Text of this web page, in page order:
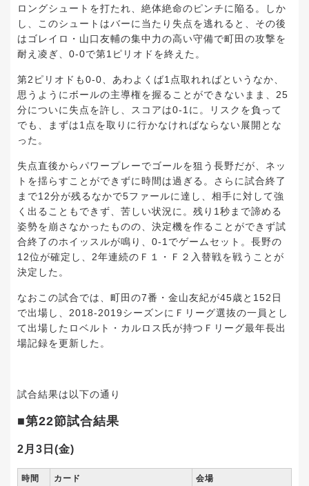
ロングシュートを打たれ、絶体絶命のピンチに陥る。しか
し、このシュートはバーに当たり失点を逃れると、その後
はゴレイロ・山口友輔の集中力の高い守備で町田の攻撃を
耐え凌ぎ、0-0で第1ピリオドを終えた。
第2ピリオドも0-0、あわよくば1点取れればというなか、
思うようにボールの主導権を握ることができないまま、25
分についに失点を許し、スコアは0-1に。リスクを負って
でも、まずは1点を取りに行かなければならない展開とな
った。
失点直後からパワープレーでゴールを狙う長野だが、ネッ
トを揺らすことができずに時間は過ぎる。さらに試合終了
まで12分が残るなかで5ファールに達し、相手に対して強
く出ることもできず、苦しい状況に。残り1秒まで諦める
姿勢を崩さなかったものの、決定機を作ることができず試
合終了のホイッスルが鳴り、0-1でゲームセット。長野の
12位が確定し、2年連続のＦ１・Ｆ２入替戦を戦うことが
決定した。
なおこの試合では、町田の7番・金山友紀が45歳と152日
で出場し、2018-2019シーズンにＦリーグ選抜の一員とし
て出場したロベルト・カルロス氏が持つＦリーグ最年長出
場記録を更新した。
試合結果は以下の通り
■第22節試合結果
2月3日(金)
時間 カード 会場